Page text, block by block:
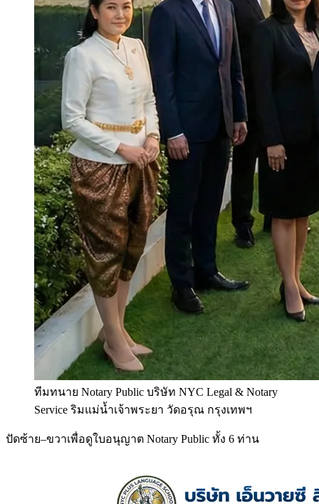
ทีมทนาย Notary Public บริษัท NYC Legal & Notary
Service ริมแม่น้ำเจ้าพระยา วัดอรุณ กรุงเทพฯ
ปัดซ้าย–ขวาเพื่อดูใบอนุญาต Notary Public ทั้ง 6 ท่าน